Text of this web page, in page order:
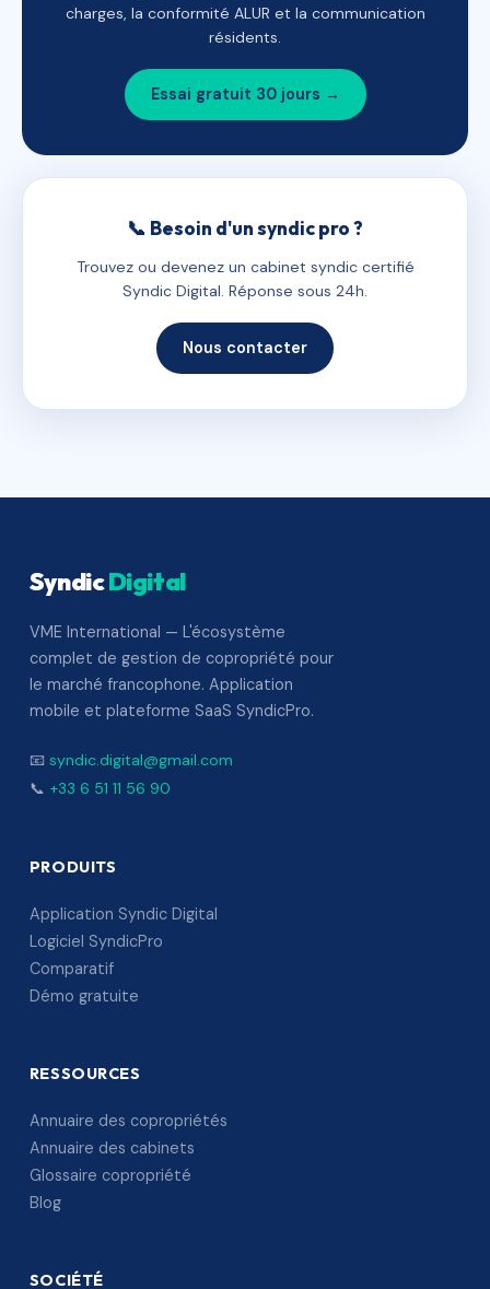
charges, la conformité ALUR et la communication
résidents.
Essai gratuit 30 jours →
📞 Besoin d'un syndic pro ?
Trouvez ou devenez un cabinet syndic certifié
Syndic Digital. Réponse sous 24h.
Nous contacter
SyndicDigital
VME International — L'écosystème
complet de gestion de copropriété pour
le marché francophone. Application
mobile et plateforme SaaS SyndicPro.
📧 syndic.digital@gmail.com
📞 +33 6 51 11 56 90
PRODUITS
Application Syndic Digital
Logiciel SyndicPro
Comparatif
Démo gratuite
RESSOURCES
Annuaire des copropriétés
Annuaire des cabinets
Glossaire copropriété
Blog
SOCIÉTÉ